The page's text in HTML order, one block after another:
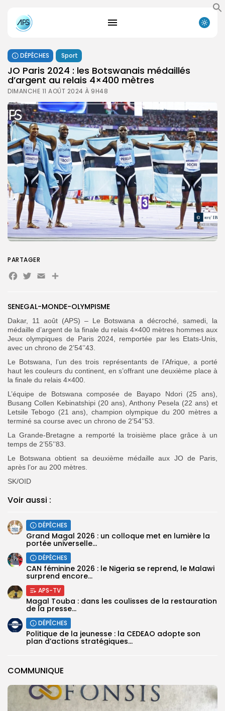
DÉPÊCHES Sport
JO Paris 2024 : les Botswanais médaillés
d’argent au relais 4×400 mètres
DIMANCHE 11 AOÛT 2024 À 9H48
COMMUNIQUE
SENEGAL-MONDE-OLYMPISME
Dakar, 11 août (APS) – Le Botswana a décroché, samedi, la
médaille d’argent de la finale du relais 4×400 mètres hommes aux
Jeux olympiques de Paris 2024, remportée par les Etats-Unis,
avec un chrono de 2’54’’43.
Le Botswana, l’un des trois représentants de l’Afrique, a porté
haut les couleurs du continent, en s’offrant une deuxième place à
la finale du relais 4×400.
L’équipe de Botswana composée de Bayapo Ndori (25 ans),
Busang Collen Kebinatshipi (20 ans), Anthony Pesela (22 ans) et
Letsile Tebogo (21 ans), champion olympique du 200 mètres a
terminé sa course avec un chrono de 2’54’’53.
La Grande-Bretagne a remporté la troisième place grâce à un
temps de 2’55’’83.
Le Botswana obtient sa deuxième médaille aux JO de Paris,
après l’or au 200 mètres.
SK/OID
Voir aussi :
DÉPÊCHES
Grand Magal 2026 : un colloque met en lumière la
portée universelle...
DÉPÊCHES
‎CAN féminine 2026 : le Nigeria se reprend, le Malawi
surprend encore...
APS-TV
Magal Touba : dans les coulisses de la restauration
de la presse...
DÉPÊCHES
Politique de la jeunesse : la CEDEAO adopte son
plan d’actions stratégiques...
PARTAGER
Facebook
Twitter
EmailPartager